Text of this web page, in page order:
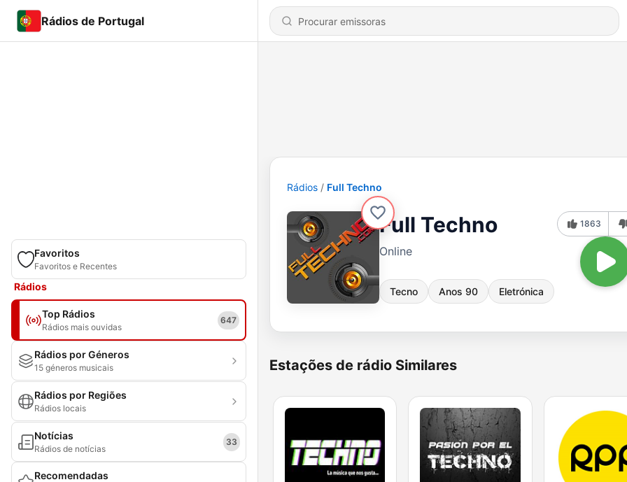
Rádios de Portugal
Favoritos
Favoritos e Recentes
Rádios
Top Rádios
Rádios mais ouvidas
647
Rádios por Géneros
15 géneros musicais
Rádios por Regiões
Rádios locais
Notícias
Rádios de notícias
33
Recomendadas
Rádios Full Techno
Full Techno
Online
Tecno Anos 90 Eletrónica
1863
Estações de rádio Similares